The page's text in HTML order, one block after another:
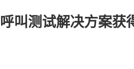
叫测试解决方案获